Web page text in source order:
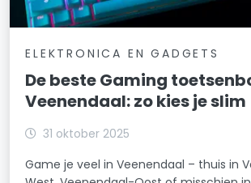
ELEKTRONICA EN GADGETS
De beste Gaming
Veenendaal: zo kies je slim
31 oktober 2025
Game je veel in Veenendaal – thuis in